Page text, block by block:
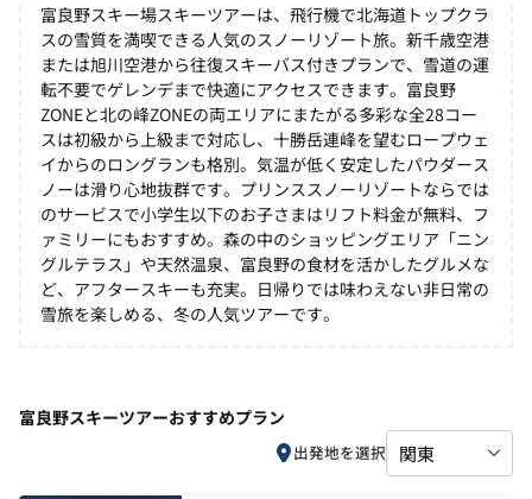
富良野スキー場スキーツアーは、飛行機で北海道トップクラ
スの雪質を満喫できる人気のスノーリゾート旅。新千歳空港
または旭川空港から往復スキーバス付きプランで、雪道の運
転不要でゲレンデまで快適にアクセスできます。富良野
ZONEと北の峰ZONEの両エリアにまたがる多彩な全28コー
スは初級から上級まで対応し、十勝岳連峰を望むロープウェ
イからのロングランも格別。気温が低く安定したパウダース
ノーは滑り心地抜群です。プリンススノーリゾートならでは
のサービスで小学生以下のお子さまはリフト料金が無料、フ
ァミリーにもおすすめ。森の中のショッピングエリア「ニン
グルテラス」や天然温泉、富良野の食材を活かしたグルメな
ど、アフタースキーも充実。日帰りでは味わえない非日常の
雪旅を楽しめる、冬の人気ツアーです。
富良野スキーツアーおすすめプラン
出発地を選択